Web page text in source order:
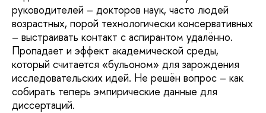
руководителей – докторов наук, часто людей
возрастных, порой технологически консервативных
– выстраивать контакт с аспирантом удалённо.
Пропадает и эффект академической среды,
который считается «бульоном» для зарождения
исследовательских идей. Не решён вопрос – как
собирать теперь эмпирические данные для
диссертаций.